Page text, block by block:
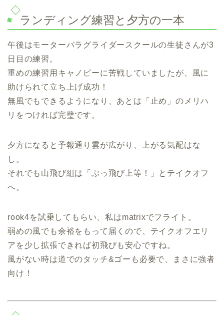
ランディング練習と夕方の一本
午後はモーターパラグライダースクールの生徒さんが3
日目の練習。
重めの練習用キャノピーに苦戦していましたが、風に
助けられて立ち上げ成功！
無風でもできるようになり、あとは「止め」のメリハ
リをつければ完璧です。
夕方になると予報通り雲が広がり、上がる気配はな
し。
それでも山飛び組は「ぶっ飛び上等！」とテイクオフ
へ。
rook4を試乗してもらい、私はmatrixでフライト。
弱めの風でも余裕をもって届くので、テイクオフエリ
アを少し拡張できれば初飛びも安心ですね。
風がない時は道でのタッチ&ゴーも必要で、まさに強者
向け！